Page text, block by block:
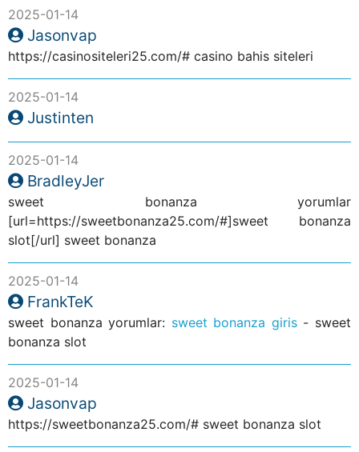
2025-01-14
Jasonvap
https://casinositeleri25.com/# casino bahis siteleri
2025-01-14
Justinten
2025-01-14
BradleyJer
sweet bonanza yorumlar
[url=https://sweetbonanza25.com/#]sweet bonanza
slot[/url] sweet bonanza
2025-01-14
FrankTeK
sweet bonanza yorumlar: sweet bonanza giris- sweet
bonanza slot
2025-01-14
Jasonvap
https://sweetbonanza25.com/# sweet bonanza slot